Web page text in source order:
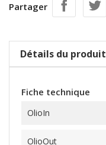
Partager
Détails du produit
Fiche technique
OlioIn
OlioOut